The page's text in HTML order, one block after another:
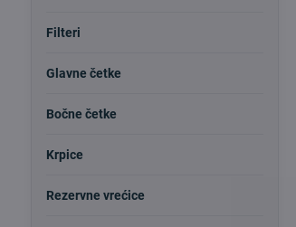
Filteri
Glavne četke
Bočne četke
Krpice
Rezervne vrećice